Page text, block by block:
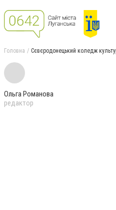
Головна Сєвєродонецький коледж
Ольга Романова
редактор